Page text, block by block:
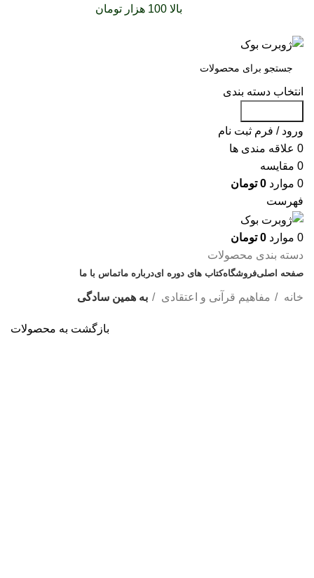
بالا 100 هزار تومان
انتخاب دسته بندی
ورود / فرم ثبت نام
0 علاقه مندی ها
0 مقایسه
0 موارد 0 تومان
فهرست
0 موارد 0 تومان
دسته بندی محصولات
صفحه اصلیفروشگاهکتاب های دوره ایدرباره ماتماس با ما
خانه مفاهیم قرآنی و اعتقادی به همین سادگی
بازگشت به محصولات